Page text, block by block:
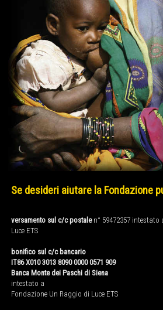
Se desideri aiutare la Fondazione
versamento sul c/c postalen° 59472357 intestato
Luce ETS
bonifico sul c/c bancario
IT86 X010 3013 8090 0000 0571 909
Banca Monte dei Paschi di Siena
intestato a
Fondazione Un Raggio di Luce ETS